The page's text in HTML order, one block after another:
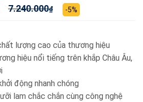
7.240.000₫ -5%
lượng cao của thương hiệu
hiệu nổi tiếng trên khắp Châu Âu,
động nhanh chóng
lam chắc chắn cùng công nghệ